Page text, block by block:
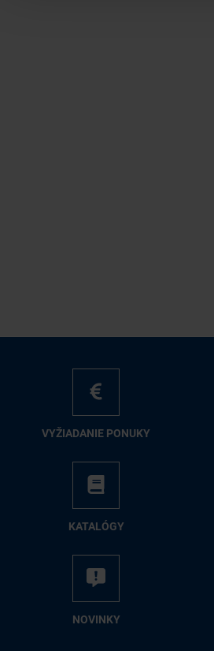
VY­ŽIA­DA­NIE PO­NU­KY
KA­TA­LÓ­GY
NO­VIN­KY